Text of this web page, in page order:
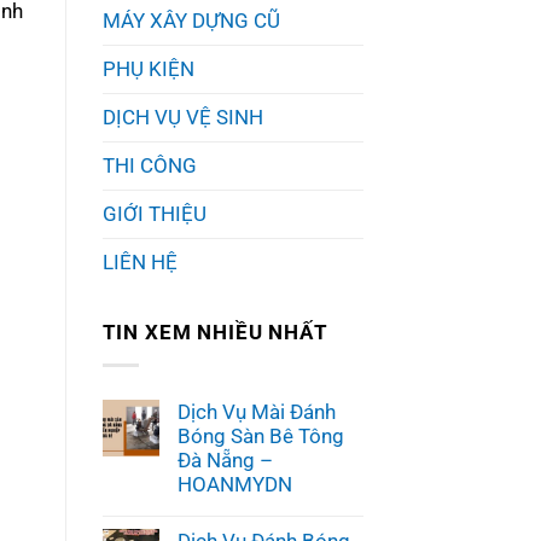
MÁY XÂY DỰNG CŨ
PHỤ KIỆN
DỊCH VỤ VỆ SINH
THI CÔNG
GIỚI THIỆU
LIÊN HỆ
TIN XEM NHIỀU NHẤT
Dịch Vụ Mài Đánh
Bóng Sàn Bê Tông
Đà Nẵng –
HOANMYDN